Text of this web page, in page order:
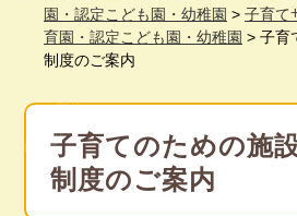
園・認定こども園・幼稚園 > 子育て
育園・認定こども園・幼稚園 > 子育
制度のご案内
本
子育てのための施
制度のご案内